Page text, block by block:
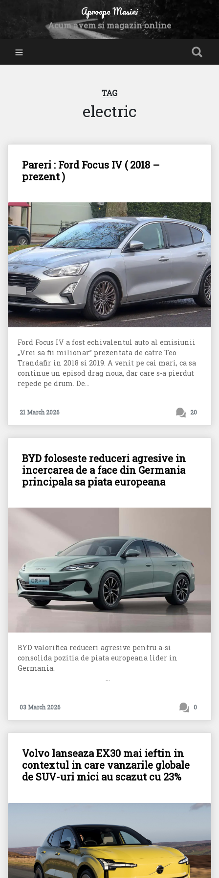
Aproape Masini
Acum avem si magazin online
TAG
electric
Pareri : Ford Focus IV ( 2018 –
prezent )
Ford Focus IV a fost echivalentul auto al emisiunii
„Vrei sa fii milionar” prezentata de catre Teo
Trandafir in 2018 si 2019. A venit pe cai mari, ca sa
continue un episod drag noua, dar care s-a pierdut
repede pe drum. De...
21 March 2026 20
BYD foloseste reduceri agresive in
incercarea de a face din Germania
principala sa piata europeana
BYD valorifica reduceri agresive pentru a-si
consolida pozitia de piata europeana lider in
Germania.
...
03 March 2026 0
Volvo lanseaza EX30 mai ieftin in
contextul in care vanzarile globale
de SUV-uri mici au scazut cu 23%